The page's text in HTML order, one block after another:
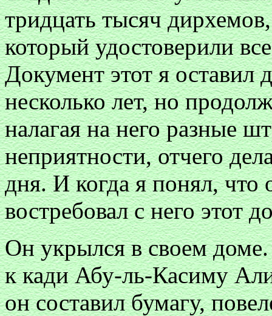
тридцать тысяч
который удостоверили
Документ этот я оставил
несколько лет, но
налагая на него разные
неприятности, отчего
дня. И когда я понял,
востребовал с него этот
Он укрылся в своем
к кади Абу-ль-Касиму
он составил бумагу,